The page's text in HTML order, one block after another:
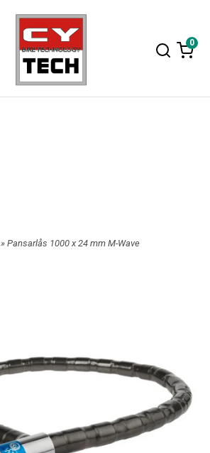
0
» Pansarlås 1000 x 24 mm M-Wave